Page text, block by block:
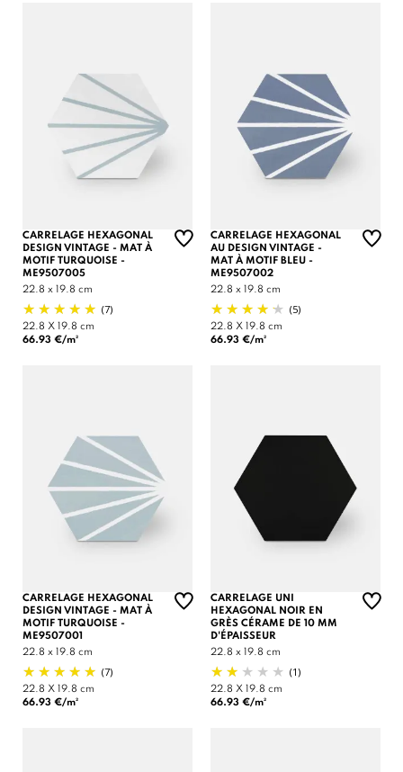
CARRELAGE HEXAGONAL
DESIGN VINTAGE - MAT À
MOTIF TURQUOISE -
ME9507005
22.8 x 19.8 cm
(7)
22.8 X 19.8 cm
66.93 €/m²
CARRELAGE HEXAGONAL
AU DESIGN VINTAGE -
MAT À MOTIF BLEU -
ME9507002
22.8 x 19.8 cm
(5)
22.8 X 19.8 cm
66.93 €/m²
CARRELAGE HEXAGONAL
DESIGN VINTAGE - MAT À
MOTIF TURQUOISE -
ME9507001
22.8 x 19.8 cm
(7)
22.8 X 19.8 cm
66.93 €/m²
CARRELAGE UNI
HEXAGONAL NOIR EN
GRÈS CÉRAME DE 10 MM
D'ÉPAISSEUR
22.8 x 19.8 cm
(1)
22.8 X 19.8 cm
66.93 €/m²